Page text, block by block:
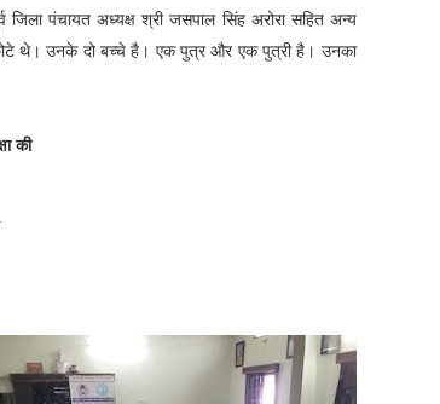
जिला पंचायत अध्यक्ष श्री जसपाल सिंह अरोरा सहित अन्य
छोटे थे। उनके दो बच्चे है। एक पुत्र और एक पुत्री है। उनका
की